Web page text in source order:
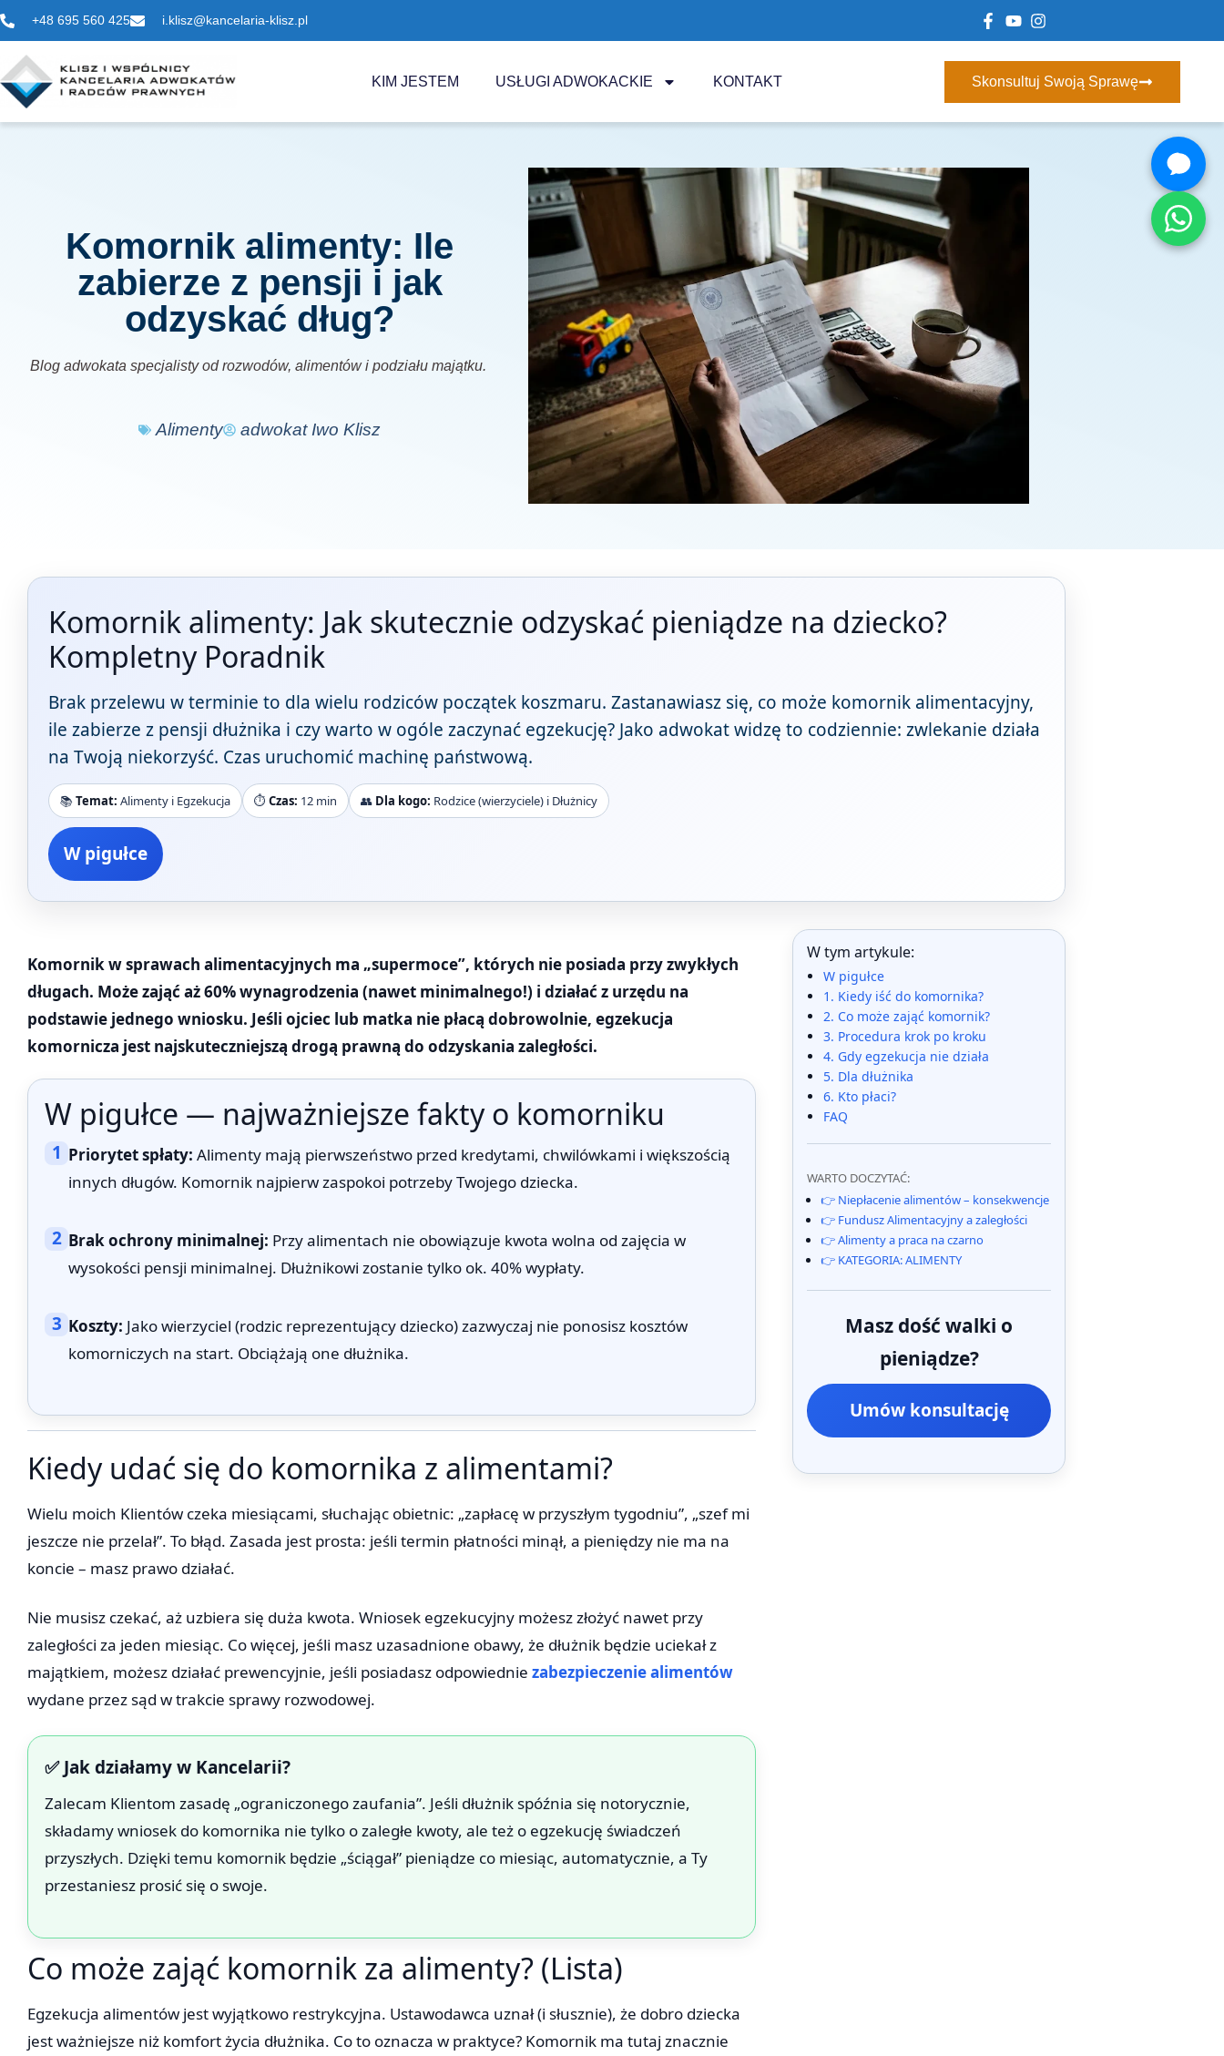
+48 695 560 425 i.klisz@kancelaria-klisz.pl
KIM JESTEM USŁUGI ADWOKACKIE KONTAKT Skonsultuj Swoją Sprawę
Komornik alimenty: Ile
zabierze z pensji i jak
odzyskać dług?
Blog adwokata specjalisty od rozwodów, alimentów i podziału majątku.
Alimenty adwokat Iwo Klisz
Komornik alimenty: Jak skutecznie odzyskać pieniądze na dziecko?
Kompletny Poradnik
Brak przelewu w terminie to dla wielu rodziców początek koszmaru. Zastanawiasz się, co może komornik alimentacyjny,
ile zabierze z pensji dłużnika i czy warto w ogóle zaczynać egzekucję? Jako adwokat widzę to codziennie: zwlekanie działa
na Twoją niekorzyść. Czas uruchomić machinę państwową.
📚Temat: Alimenty i Egzekucja ⏱️ Czas: 12 min 👥 Dla kogo: Rodzice (wierzyciele) i Dłużnicy
W pigułce
Komornik w sprawach alimentacyjnych ma „supermoce”, których nie posiada przy zwykłych
długach. Może zająć aż 60% wynagrodzenia (nawet minimalnego!) i działać z urzędu na
podstawie jednego wniosku. Jeśli ojciec lub matka nie płacą dobrowolnie, egzekucja
komornicza jest najskuteczniejszą drogą prawną do odzyskania zaległości.
W pigułce — najważniejsze fakty o komorniku
1 Priorytet spłaty: Alimenty mają pierwszeństwo przed kredytami, chwilówkami i większością
innych długów. Komornik najpierw zaspokoi potrzeby Twojego dziecka.
2 Brak ochrony minimalnej: Przy alimentach nie obowiązuje kwota wolna od zajęcia w
wysokości pensji minimalnej. Dłużnikowi zostanie tylko ok. 40% wypłaty.
3 Koszty: Jako wierzyciel (rodzic reprezentujący dziecko) zazwyczaj nie ponosisz kosztów
komorniczych na start. Obciążają one dłużnika.
Kiedy udać się do komornika z alimentami?
Wielu moich Klientów czeka miesiącami, słuchając obietnic: „zapłacę w przyszłym tygodniu”, „szef mi
jeszcze nie przelał”. To błąd. Zasada jest prosta: jeśli termin płatności minął, a pieniędzy nie ma na
koncie – masz prawo działać.
Nie musisz czekać, aż uzbiera się duża kwota. Wniosek egzekucyjny możesz złożyć nawet przy
zaległości za jeden miesiąc. Co więcej, jeśli masz uzasadnione obawy, że dłużnik będzie uciekał z
majątkiem, możesz działać prewencyjnie, jeśli posiadasz odpowiednie zabezpieczenie alimentów
wydane przez sąd w trakcie sprawy rozwodowej.
✅ Jak działamy w Kancelarii?
Zalecam Klientom zasadę „ograniczonego zaufania”. Jeśli dłużnik spóźnia się notorycznie,
składamy wniosek do komornika nie tylko o zaległe kwoty, ale też o egzekucję świadczeń
przyszłych. Dzięki temu komornik będzie „ściągał” pieniądze co miesiąc, automatycznie, a Ty
przestaniesz prosić się o swoje.
Co może zająć komornik za alimenty? (Lista)
Egzekucja alimentów jest wyjątkowo restrykcyjna. Ustawodawca uznał (i słusznie), że dobro dziecka
jest ważniejsze niż komfort życia dłużnika. Co to oznacza w praktyce? Komornik ma tutaj znacznie
W tym artykule:
W pigułce
1. Kiedy iść do komornika?
2. Co może zająć komornik?
3. Procedura krok po kroku
4. Gdy egzekucja nie działa
5. Dla dłużnika
6. Kto płaci?
FAQ
WARTO DOCZYTAĆ:
👉 Niepłacenie alimentów – konsekwencje
👉 Fundusz Alimentacyjny a zaległości
👉 Alimenty a praca na czarno
👉 KATEGORIA: ALIMENTY
Masz dość walki o
pieniądze?
Umów konsultację